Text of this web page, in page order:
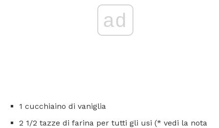
ad
1 cucchiaino di vaniglia
2 1/2 tazze di farina per tutti gli usi (* vedi la nota